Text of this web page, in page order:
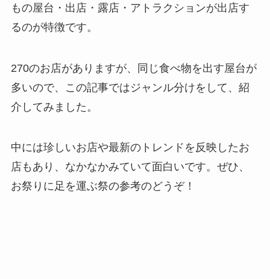
もの屋台・出店・露店・アトラクションが出店す
るのが特徴です。
270のお店がありますが、同じ食べ物を出す屋台が
多いので、この記事ではジャンル分けをして、紹
介してみました。
中には珍しいお店や最新のトレンドを反映したお
店もあり、なかなかみていて面白いです。ぜひ、
お祭りに足を運ぶ祭の参考のどうぞ！